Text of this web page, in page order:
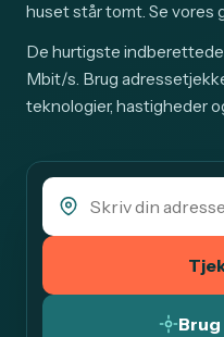
huset står tomt. Se vores
De hurtigste indberettede
Mbit/s. Brug
teknologier, hastigheder